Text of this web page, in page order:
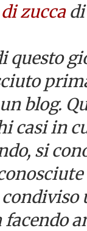
zuccadi
questo
blog.
casi in
si
facendo